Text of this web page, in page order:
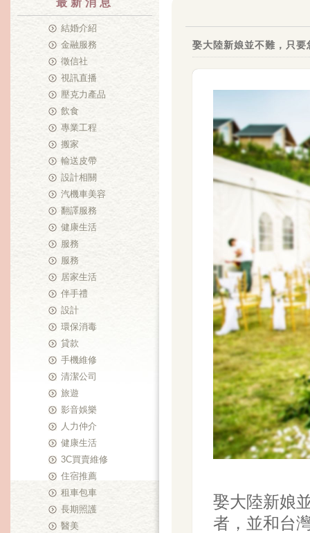
最新消息
結婚介紹
金融服務
徵信社
視訊直播
壓克力產品
飲食
專業工程
搬家
輸送皮帶
設計相關
汽機車美容
翻譯服務
健康生活
服務
服務
居家生活
伴手禮
設計
環保消毒
貸款
手機維修
清潔公司
旅遊
影音娛樂
人力仲介
健康生活
3C買賣維修
住宿推薦
租車包車
長期照護
醫美
娶大陸新娘並不難，只
娶大陸新娘
者，並和台